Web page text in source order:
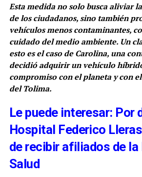
Esta medida no solo busca aliviar
de los ciudadanos, sino también
vehículos menos contaminantes,
cuidado del medio ambiente. Un
esto es el caso de Carolina, una
decidió adquirir un vehículo
compromiso con el planeta y con
del Tolima.
Le puede interesar: Por
Hospital Federico
de recibir afiliados de la
Salud